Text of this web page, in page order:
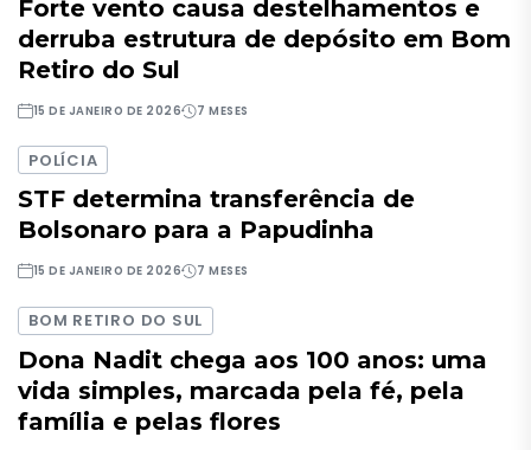
Forte vento causa destelhamentos e
derruba estrutura de depósito em Bom
Retiro do Sul
15 DE JANEIRO DE 2026 7 MESES
POLÍCIA
STF determina transferência de
Bolsonaro para a Papudinha
15 DE JANEIRO DE 2026 7 MESES
BOM RETIRO DO SUL
Dona Nadit chega aos 100 anos: uma
vida simples, marcada pela fé, pela
família e pelas flores